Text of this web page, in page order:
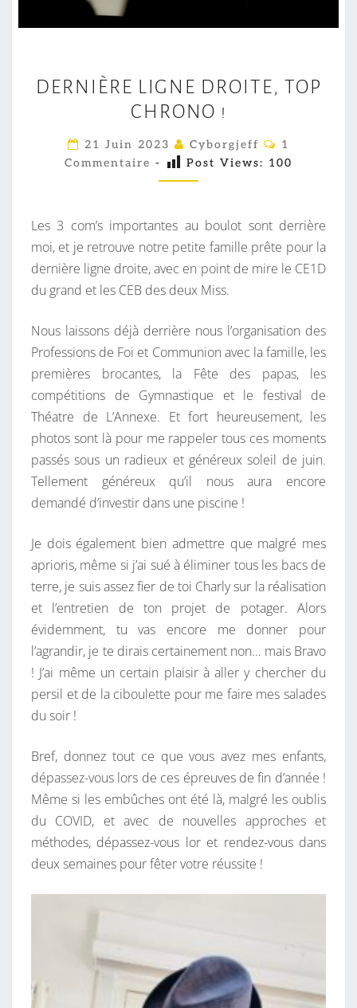
E
R
I
È
E
L
G
E
D
R
O
I
T
E
T
P
C
H
R
O
N
O
!
DERNIÈRE LIGNE DROITE, TOP
CHRONO !
21 Juin 2023 Cyborgjeff
C
M
A
I
R
E
1
Commentaire - Post Views: 100
Les 3 com’s importantes au boulot sont derrière
moi, et je retrouve notre petite famille prête pour la
dernière ligne droite, avec en point de mire le CE1D
du grand et les CEB des deux Miss.
Nous laissons déjà derrière nous l’organisation des
Professions de Foi et Communion avec la famille, les
premières brocantes, la Fête des papas, les
compétitions de Gymnastique et le festival de
Théatre de L’Annexe. Et fort heureusement, les
photos sont là pour me rappeler tous ces moments
passés sous un radieux et généreux soleil de juin.
Tellement généreux qu’il nous aura encore
demandé d’investir dans une piscine !
Je dois également bien admettre que malgré mes
aprioris, même si j’ai sué à éliminer tous les bacs de
terre, je suis assez fier de toi Charly sur la réalisation
et l’entretien de ton projet de potager. Alors
évidemment, tu vas encore me donner pour
l’agrandir, je te dirais certainement non… mais Bravo
! J’ai même un certain plaisir à aller y chercher du
persil et de la ciboulette pour me faire mes salades
du soir !
Bref, donnez tout ce que vous avez mes enfants,
dépassez-vous lors de ces épreuves de fin d’année !
Même si les embûches ont été là, malgré les oublis
du COVID, et avec de nouvelles approches et
méthodes, dépassez-vous lor et rendez-vous dans
deux semaines pour fêter votre réussite !